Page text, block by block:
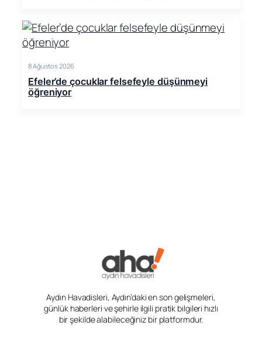
8 Ağustos 2026
Efeler’de çocuklar felsefeyle düşünmeyi
öğreniyor
Aydın Havadisleri, Aydın’daki en son gelişmeleri,
günlük haberleri ve şehirle ilgili pratik bilgileri hızlı
bir şekilde alabileceğiniz bir platformdur.